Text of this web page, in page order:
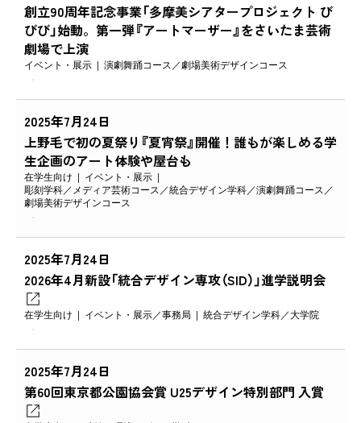
創立90周年記念事業「多摩美シアタープロジェクト び
びび」始動。第一弾『アートマーザー』をさいたま芸術
劇場で上演
イベント・展示 演劇舞踊コース 劇場美術デザインコース
2025年7月24日
上野毛で初の夏祭り『夏宵祭』開催！誰もが楽しめる学
生企画のアート体験や屋台も
在学生向け
イベント・展示
彫刻学科
メディア芸術コース 統合デザイン学科
演劇舞踊コース
劇場美術デザインコース
2025年7月24日
2026年4月新設「統合デザイン専攻（SID）」進学説明会
在学生向け イベント・展示 事務局 統合デザイン学科 大学院
2025年7月24日
第60回東京都公園協会賞 U25デザイン特別部門 入賞